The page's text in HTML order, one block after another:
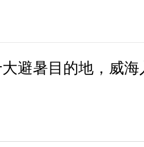
避暑目的地，威海